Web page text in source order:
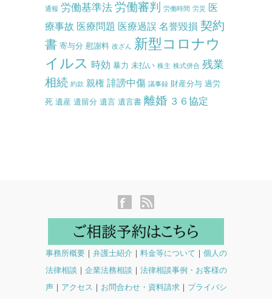
通報 労働基準法 労働審判 労働時間 労災
医
療事故 医療問題 医療過誤 名誉毀損 契約
書 寄与分 慰謝料 改ざん 新型コロナウ
イルス 時効 暴力 未払い 株主 株式併合 残業
相続 約款 親権 誹謗中傷 議事録 財産分与 過労
死 遺産 遺留分 遺言 遺言書 離婚 ３６協定
事務所概要｜ 弁護士紹介 ｜ 料金等について ｜ 個人の
法律相談 ｜ 企業法務相談 ｜ 法律相談事例・お客様の
声｜ アクセス ｜ お問合わせ・資料請求｜ プライバシ